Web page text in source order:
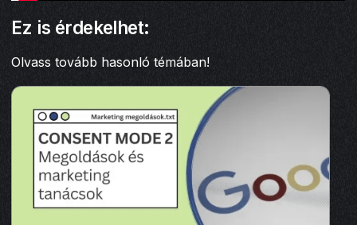
Ez is érdekelhet:
Olvass tovább hasonló témában!